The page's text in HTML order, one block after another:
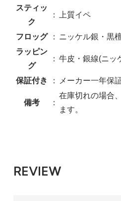
スティッ
ク
： 上質イペ
フロッグ ： ニッケル銀・黒
ラッピン
グ
： 牛皮・銀線(ニッ
保証付き ： メーカー一年保
備考 ：
在庫切れの場合
ます。
REVIEW
140,800円(税込)
SOLD OUT
140,800円(税込)